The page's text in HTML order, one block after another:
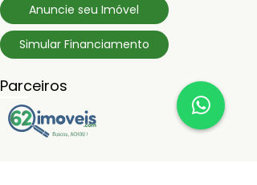
Anuncie seu Imóvel
Simular Financiamento
Parceiros